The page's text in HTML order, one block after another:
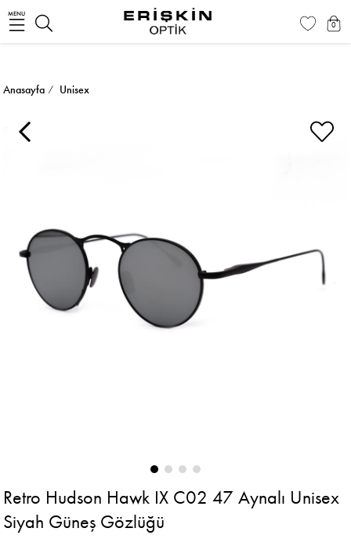
MENU
0
Anasayfa Unisex
Retro Hudson Hawk IX C02 47 Aynalı Unisex
Siyah Güneş Gözlüğü